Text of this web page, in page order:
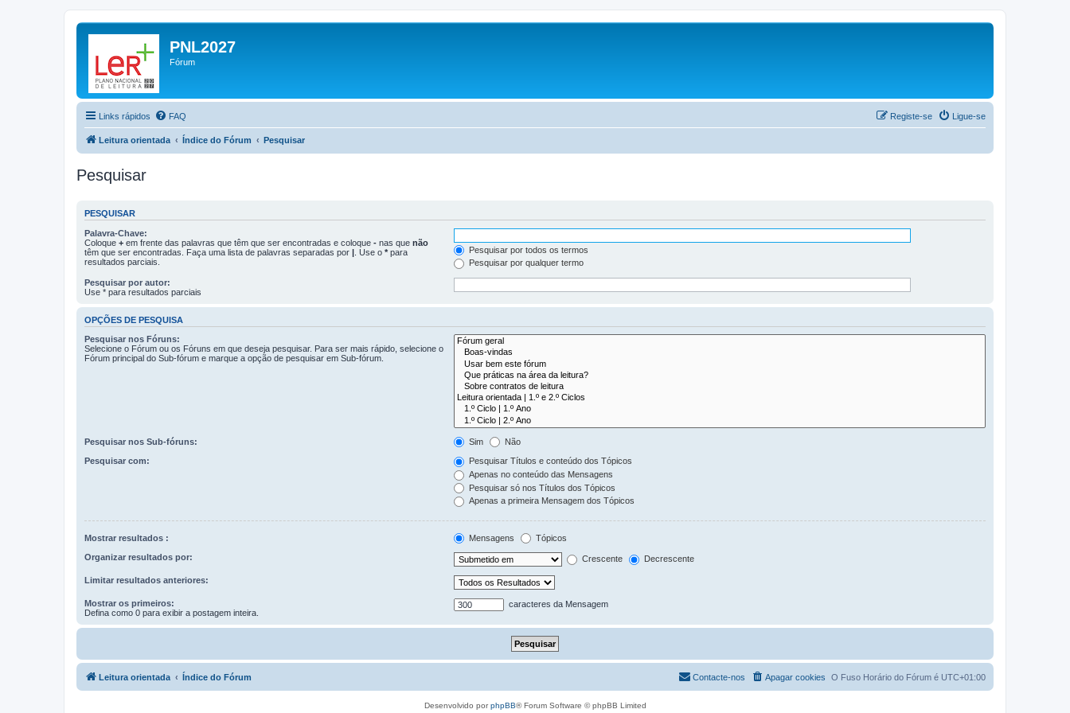
PNL2027
Fórum
Links rápidos FAQ Ligue-se
Registe-se
Leitura orientada Índice do Fórum Pesquisar
Pesquisar
PESQUISAR
Palavra-Chave:
Coloque + em frente das palavras que têm que ser encontradas e coloque - nas que não
têm que ser encontradas. Faça uma lista de palavras separadas por | . Use o * para
resultados parciais.
Pesquisar por todos os termos
Pesquisar por qualquer termo
Pesquisar por autor:
Use * para resultados parciais
OPÇÕES DE PESQUISA
Pesquisar nos Fóruns:
Selecione o Fórum ou os Fóruns em que deseja pesquisar. Para ser mais rápido, selecione o
Fórum principal do Sub-fórum e marque a opção de pesquisar em Sub-fórum.
Pesquisar nos Sub-fóruns: Sim Não
Pesquisar com:
Pesquisar Títulos e conteúdo dos Tópicos
Apenas no conteúdo das Mensagens
Pesquisar só nos Títulos dos Tópicos
Apenas a primeira Mensagem dos Tópicos
Mostrar resultados : Mensagens Tópicos
Organizar resultados por: Crescente Decrescente
Limitar resultados anteriores:
Mostrar os primeiros:
Defina como 0 para exibir a postagem inteira.
caracteres da Mensagem
Leitura orientada Índice do Fórum O Fuso Horário do Fórum é UTC+01:00
Apagar cookies
Contacte-nos
Desenvolvido porphpBB® Forum Software © phpBB Limited